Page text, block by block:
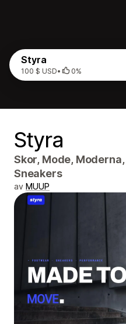
Styra
100 $ USD• 0%
Styra
Skor, Mode,
Sneakers
av MUUP